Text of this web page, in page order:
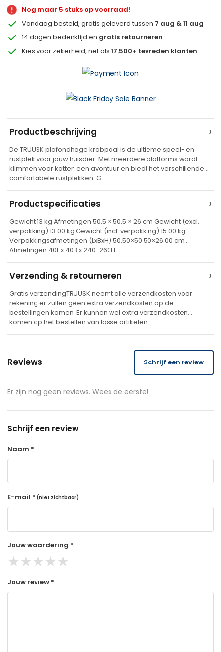
Nog maar 5 stuks op voorraad!
Vandaag besteld, gratis geleverd tussen 7 aug & 11 aug
14 dagen bedenktijd en gratis retourneren
Kies voor zekerheid, net als17.500+ tevreden klanten
t
e
r
n
a
t
v
e
Productbeschrijving ›
De TRUUSK plafondhoge krabpaal is de ultieme speel- en
rustplek voor jouw huisdier. Met meerdere platforms wordt
klimmen voor katten een avontuur en biedt het verschillende
comfortabele rustplekken. G…
Productspecificaties ›
Gewicht 13 kg Afmetingen 50,5 × 50,5 × 26 cm Gewicht (excl.
verpakking) 13.00 kg Gewicht (incl. verpakking) 15.00 kg
Verpakkingsafmetingen (LxBxH) 50.50×50.50×26.00 cm
Afmetingen 40L x 40B x 240-260H …
Verzending & retourneren ›
Gratis verzendingTRUUSK neemt alle verzendkosten voor
rekening er zullen geen extra verzendkosten op de
bestellingen komen. Er kunnen wel extra verzendkosten
komen op het bestellen van losse artikelen…
Reviews Schrijf een review
Er zijn nog geen reviews. Wees de eerste!
Schrijf een review
Naam *
E-mail * (niet zichtbaar)
Jouw waardering *
★★★★★
Jouw review *